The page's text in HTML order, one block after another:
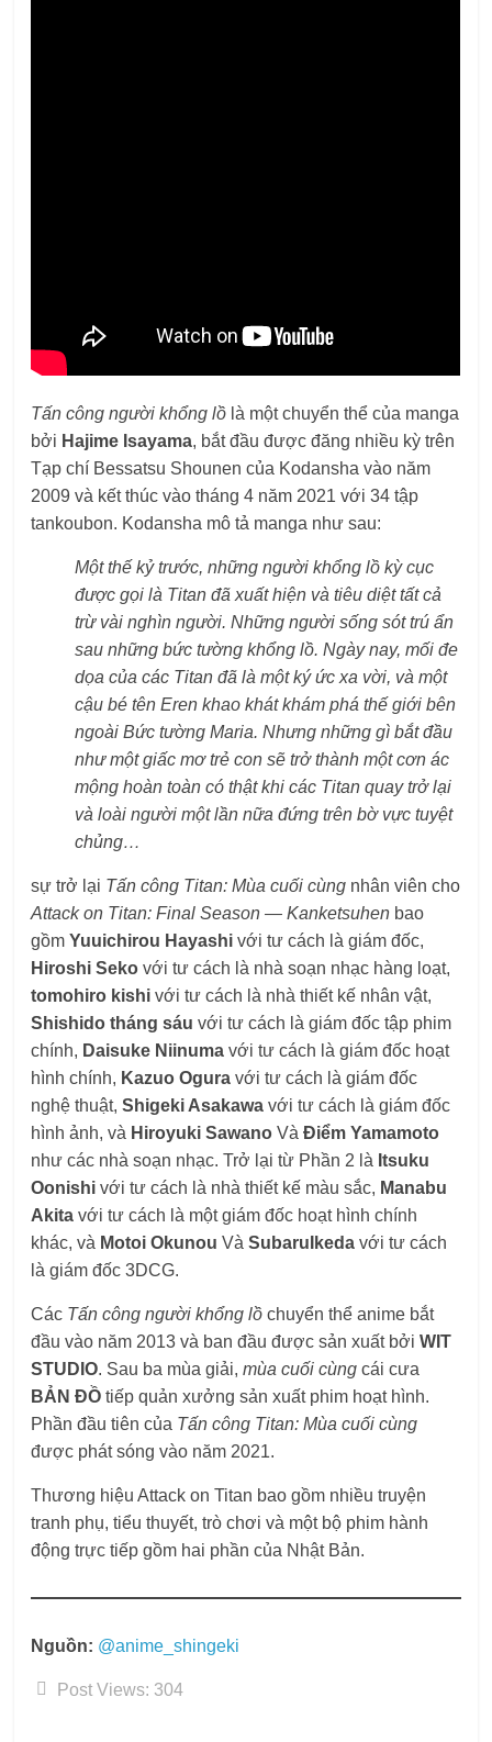
Tấn công người khổng lồ là một chuyển thể của manga
bởi Hajime Isayama, bắt đầu được đăng nhiều kỳ trên
Tạp chí Bessatsu Shounen của Kodansha vào năm
2009 và kết thúc vào tháng 4 năm 2021 với 34 tập
tankoubon. Kodansha mô tả manga như sau:
Một thế kỷ trước, những người khổng lồ kỳ cục
được gọi là Titan đã xuất hiện và tiêu diệt tất cả
trừ vài nghìn người. Những người sống sót trú ẩn
sau những bức tường khổng lồ. Ngày nay, mối đe
dọa của các Titan đã là một ký ức xa vời, và một
cậu bé tên Eren khao khát khám phá thế giới bên
ngoài Bức tường Maria. Nhưng những gì bắt đầu
như một giấc mơ trẻ con sẽ trở thành một cơn ác
mộng hoàn toàn có thật khi các Titan quay trở lại
và loài người một lần nữa đứng trên bờ vực tuyệt
chủng…
sự trở lại Tấn công Titan: Mùa cuối cùng nhân viên cho
Attack on Titan: Final Season — Kanketsuhen bao
gồmYuuichirou Hayashi với tư cách là giám đốc,
Hiroshi Seko với tư cách là nhà soạn nhạc hàng loạt,
tomohiro kishi với tư cách là nhà thiết kế nhân vật,
Shishido tháng sáu với tư cách là giám đốc tập phim
chính, Daisuke Niinuma với tư cách là giám đốc hoạt
hình chính, Kazuo Ogura với tư cách là giám đốc
nghệ thuật,Shigeki Asakawa với tư cách là giám đốc
hình ảnh, và Hiroyuki Sawano VàĐiểm Yamamoto
như các nhà soạn nhạc. Trở lại từ Phần 2 là Itsuku
Oonishi với tư cách là nhà thiết kế màu sắc, Manabu
Akita với tư cách là một giám đốc hoạt hình chính
khác, và Motoi Okunou VàSubaruIkeda với tư cách
là giám đốc 3DCG.
Các Tấn công người khổng lồchuyển thể anime bắt
đầu vào năm 2013 và ban đầu được sản xuất bởiWIT
STUDIO. Sau ba mùa giải,mùa cuối cùngcái cưa
BẢN ĐỒ tiếp quản xưởng sản xuất phim hoạt hình.
Phần đầu tiên của Tấn công Titan: Mùa cuối cùng
được phát sóng vào năm 2021.
Thương hiệu Attack on Titan bao gồm nhiều truyện
tranh phụ, tiểu thuyết, trò chơi và một bộ phim hành
động trực tiếp gồm hai phần của Nhật Bản.
Nguồn: @anime_shingeki
Post Views: 304